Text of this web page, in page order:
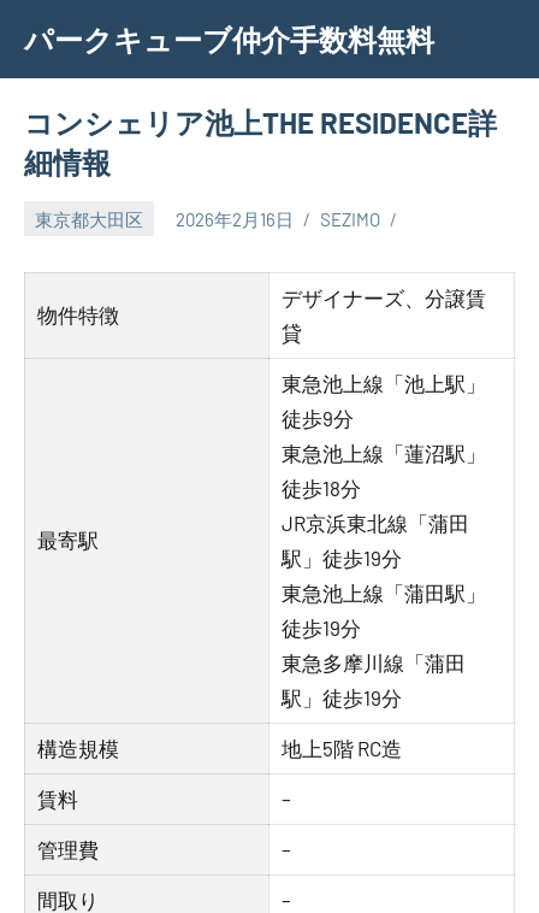
content
パークキューブ仲介手数料無料
コンシェリア池上THE RESIDENCE詳
細情報
東京都大田区 2026年2月16日 SEZIMO
物件特徴
デザイナーズ、分譲賃
貸
最寄駅
東急池上線「池上駅」
徒歩9分
東急池上線「蓮沼駅」
徒歩18分
JR京浜東北線「蒲田
駅」徒歩19分
東急池上線「蒲田駅」
徒歩19分
東急多摩川線「蒲田
駅」徒歩19分
構造規模 地上5階 RC造
賃料 –
管理費 –
間取り –